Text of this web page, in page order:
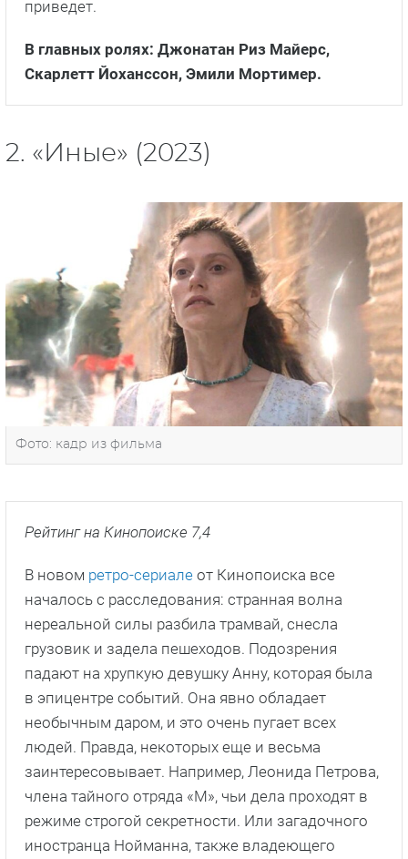
приведет.
В главных ролях: Джонатан Риз Майерс,
Скарлетт Йоханссон, Эмили Мортимер.
2. «Иные» (2023)
Фото: кадр из фильма
Рейтинг на Кинопоиске 7,4
В новом ретро-сериале от Кинопоиска все
началось с расследования: странная волна
нереальной силы разбила трамвай, снесла
грузовик и задела пешеходов. Подозрения
падают на хрупкую девушку Анну, которая была
в эпицентре событий. Она явно обладает
необычным даром, и это очень пугает всех
людей. Правда, некоторых еще и весьма
заинтересовывает. Например, Леонида Петрова,
члена тайного отряда «М», чьи дела проходят в
режиме строгой секретности. Или загадочного
иностранца Нойманна, также владеющего